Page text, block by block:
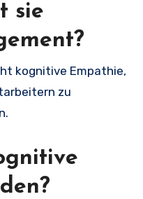
sie
kognitive Empathie,
zu